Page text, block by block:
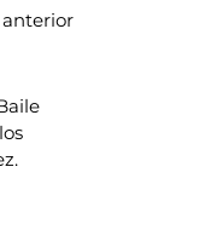
anterior